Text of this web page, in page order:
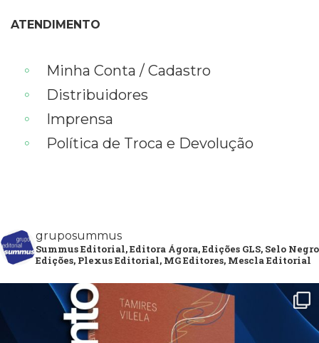
ATENDIMENTO
Minha Conta / Cadastro
Distribuidores
Imprensa
Política de Troca e Devolução
gruposummus
Summus Editorial, Editora Ágora, Edições GLS, Selo Negro
Edições, Plexus Editorial, MG Editores, Mescla Editorial